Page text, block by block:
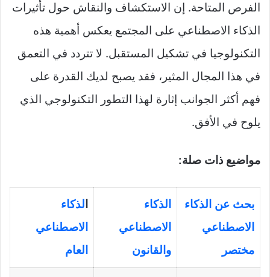
الفرص المتاحة. إن الاستكشاف والنقاش حول تأثيرات
الذكاء الاصطناعي على المجتمع يعكس أهمية هذه
التكنولوجيا في تشكيل المستقبل. لا تتردد في التعمق
في هذا المجال المثير، فقد يصبح لديك القدرة على
فهم أكثر الجوانب إثارة لهذا التطور التكنولوجي الذي
يلوح في الأفق.
مواضيع ذات صلة:
بحث عن الذكاء
الاصطناعي
مختصر
الذكاء
الاصطناعي
والقانون
لذكاء
الاصطناعي
العام